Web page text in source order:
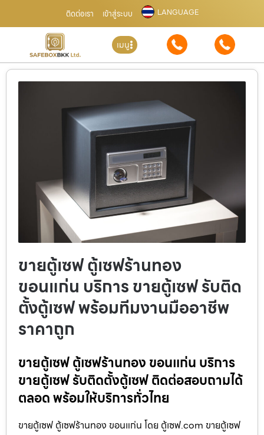
ติดต่อเรา เข้าสู่ระบบ LANGUAGE
เมนู
ขายตู้เซฟ ตู้เซฟร้านทอง
ขอนแก่น บริการ ขายตู้เซฟ รับติด
ตั้งตู้เซฟ พร้อมทีมงานมืออาชีพ
ราคาถูก
ขายตู้เซฟ ตู้เซฟร้านทอง ขอนแก่น บริการ
ขายตู้เซฟ รับติดตั้งตู้เซฟ ติดต่อสอบถามได้
ตลอด พร้อมให้บริการทั่วไทย
ขายตู้เซฟ ตู้เซฟร้านทอง ขอนแก่น โดย ตู้เซฟ.com ขายตู้เซฟ